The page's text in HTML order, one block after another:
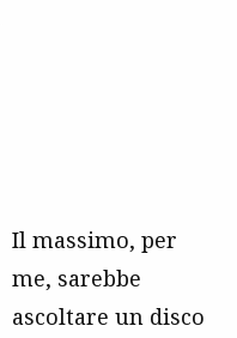
Il massimo, per
me, sarebbe
ascoltare un disco